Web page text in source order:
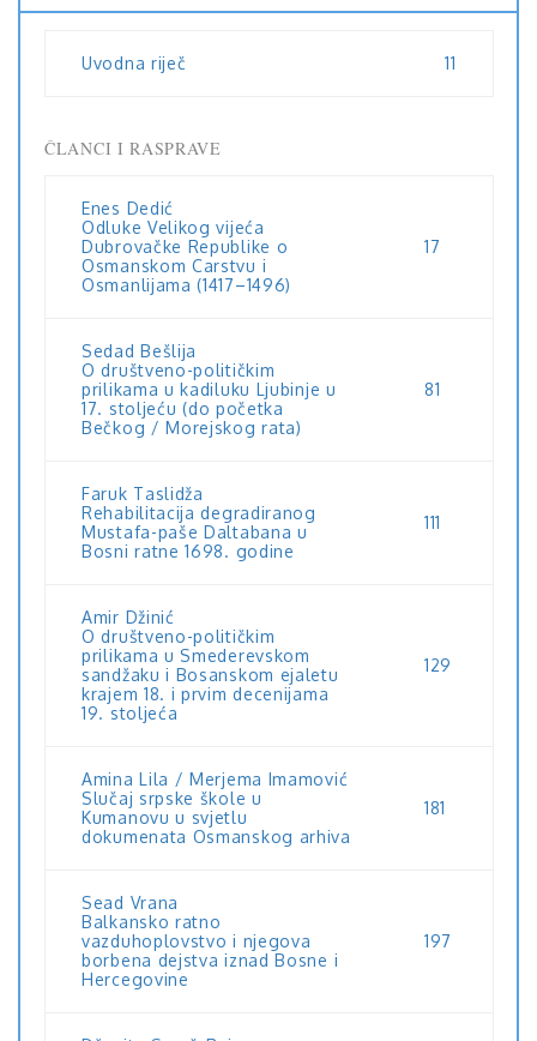
Uvodna riječ 11
ČLANCI I RASPRAVE
Enes Dedić
Odluke Velikog vijeća
Dubrovačke Republike o
Osmanskom Carstvu i
Osmanlijama (1417–1496)
17
Sedad Bešlija
O društveno-političkim
prilikama u kadiluku Ljubinje u
17. stoljeću (do početka
Bečkog / Morejskog rata)
81
Faruk Taslidža
Rehabilitacija degradiranog
Mustafa-paše Daltabana u
Bosni ratne 1698. godine
111
Amir Džinić
O društveno-političkim
prilikama u Smederevskom
sandžaku i Bosanskom ejaletu
krajem 18. i prvim decenijama
19. stoljeća
129
Amina Lila / Merjema Imamović
Slučaj srpske škole u
Kumanovu u svjetlu
dokumenata Osmanskog arhiva
181
Sead Vrana
Balkansko ratno
vazduhoplovstvo i njegova
borbena dejstva iznad Bosne i
Hercegovine
197